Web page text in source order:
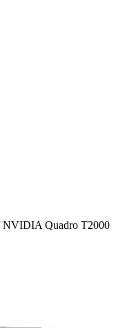
NVIDIA Quadro T2000